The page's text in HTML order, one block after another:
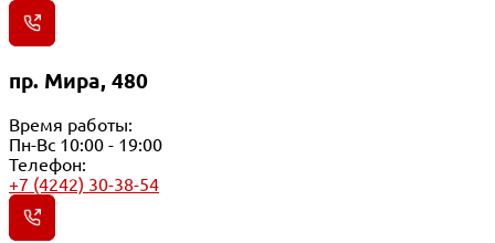
пр. Мира, 480
Время работы:
Пн-Вс 10:00 - 19:00
Телефон:
+7 (4242) 30-38-54